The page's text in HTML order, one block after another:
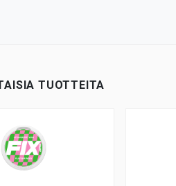
TUOTTEITA